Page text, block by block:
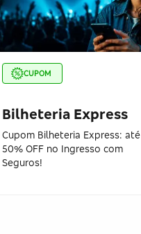
CUPOM
Bilheteria Express
Cupom Bilheteria Express: até
50% OFF no Ingresso com
Seguros!